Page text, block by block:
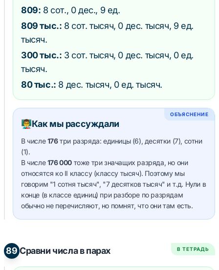
809: 8 сот., 0 дес., 9 ед.
809 тыс.: 8 сот. тысяч, 0 дес. тысяч, 9 ед.
тысяч.
300 тыс.: 3 сот. тысяч, 0 дес. тысяч, 0 ед.
тысяч.
80 тыс.: 8 дес. тысяч, 0 ед. тысяч.
ОБЪЯСНЕНИЕ
👨‍🏫Как мы рассуждали
В числе176три разряда: единицы (6), десятки (7), сотни
(1).
В числе176 000 тоже три значащих разряда, но они
относятся ко II классу (классу тысяч). Поэтому мы
говорим "1 сотня тысяч", "7 десятков тысяч" и т.д. Нули в
конце (в классе единиц) при разборе по разрядам
обычно не перечисляют, но помнят, что они там есть.
89 Сравни числа в парах В ТЕТРАДЬ